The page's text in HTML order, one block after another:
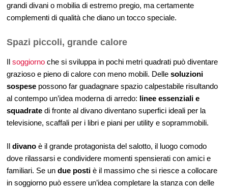
grandi divani o mobilia di estremo pregio, ma certamente
complementi di qualità che diano un tocco speciale.
Spazi piccoli, grande calore
Il soggiorno che si sviluppa in pochi metri quadrati può diventare
grazioso e pieno di calore con meno mobili. Delle soluzioni
sospese possono far guadagnare spazio calpestabile risultando
al contempo un’idea moderna di arredo: linee essenziali e
squadrate di fronte al divano diventano superfici ideali per la
televisione, scaffali per i libri e piani per utility e soprammobili.
Il divano è il grande protagonista del salotto, il luogo comodo
dove rilassarsi e condividere momenti spensierati con amici e
familiari. Se un due posti è il massimo che si riesce a collocare
in soggiorno può essere un’idea completare la stanza con delle